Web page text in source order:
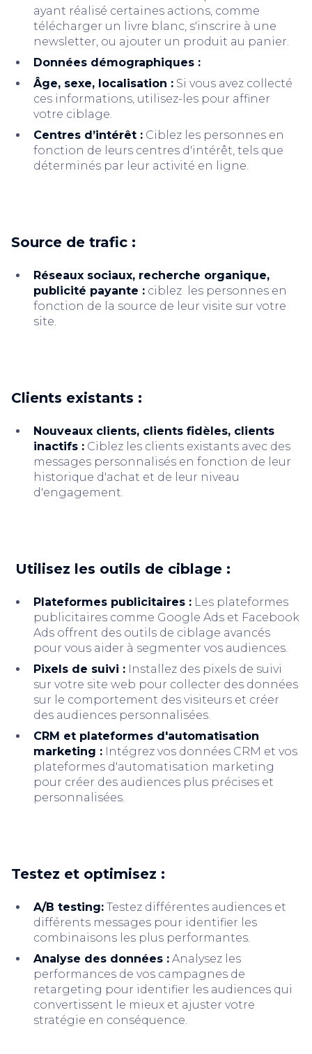
ayant réalisé certaines actions, comme
télécharger un livre blanc, s'inscrire à une
newsletter, ou ajouter un produit au panier.
Données démographiques :
Âge, sexe, localisation : Si vous avez collecté
ces informations, utilisez-les pour affiner
votre ciblage.
Centres d’intérêt : Ciblez les personnes en
fonction de leurs centres d'intérêt, tels que
déterminés par leur activité en ligne.
Source de trafic :
Réseaux sociaux, recherche organique,
publicité payante : ciblez les personnes en
fonction de la source de leur visite sur votre
site.
Clients existants :
Nouveaux clients, clients fidèles, clients
inactifs : Ciblez les clients existants avec des
messages personnalisés en fonction de leur
historique d'achat et de leur niveau
d'engagement.
Utilisez les outils de ciblage :
Plateformes publicitaires : Les plateformes
publicitaires comme Google Ads et Facebook
Ads offrent des outils de ciblage avancés
pour vous aider à segmenter vos audiences.
Pixels de suivi : Installez des pixels de suivi
sur votre site web pour collecter des données
sur le comportement des visiteurs et créer
des audiences personnalisées.
CRM et plateformes d'automatisation
marketing : Intégrez vos données CRM et vos
plateformes d'automatisation marketing
pour créer des audiences plus précises et
personnalisées.
Testez et optimisez :
A/B testing: Testez différentes audiences et
différents messages pour identifier les
combinaisons les plus performantes.
Analyse des données : Analysez les
performances de vos campagnes de
retargeting pour identifier les audiences qui
convertissent le mieux et ajuster votre
stratégie en conséquence.